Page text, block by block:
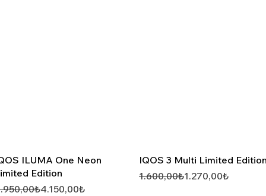
Hızlı Görünüm
ILUMA One Neon
Edition
Fiyat
Fiyat
4.150,00₺
Hızlı Görünüm
IQOS 3 Multi Limited Edition
Normal Fiyat
1.600,00₺
İndirimli Fiyat1.270,00₺